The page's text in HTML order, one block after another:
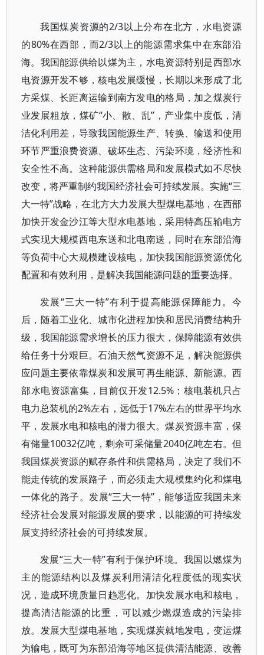
我国煤炭资源的2/3以上分布在北方，水电资源
的80%在西部，而2/3以上的能源需求集中在东部沿
海。我国能源供给以煤为主，水电资源特别是西部水
电资源开发不够，核电发展缓慢，长期以来形成了北
方采煤、长距离运输到南方发电的格局，加之煤炭行
业发展粗放，煤矿“小、散、乱”，产业集中度低，清
洁化利用差，导致我国能源生产、转换、输送和使用
环节严重浪费资源、破坏生态、污染环境，经济性和
安全性不高。这种能源供需格局和发展模式如不尽快
改变，将严重制约我国经济社会可持续发展。实施“三
大一特”战略，在北方大力发展大型煤电基地，在西部
加快开发金沙江等大型水电基地，采用特高压输电方
式实现大规模西电东送和北电南送，同时在东部沿海
等负荷中心大规模建设核电，加快我国能源资源优化
配置和有效利用，是解决我国能源问题的重要选择。
发展“三大一特”有利于提高能源保障能力。今
后，随着工业化、城市化进程加快和居民消费结构升
级，我国能源需求增长的压力很大，保障能源有效供
给任务十分艰巨。石油天然气资源不足，解决能源供
应问题主要依靠煤炭和发展可再生能源、新能源。西
部水电资源富集，目前仅开发12.5%；核电装机只占
电力总装机的2%左右，远低于17%左右的世界平均水
平，发展水电和核电的潜力很大。煤炭资源丰富，保
有储量10032亿吨，剩余可采储量2040亿吨左右。但
我国煤炭资源的赋存条件和供需格局，决定了我们不
能走传统的发展路子，而必须走大规模集约化和煤电
一体化的路子。发展“三大一特”，能够适应我国未来
经济社会发展对能源发展的要求，以能源的可持续发
展支持经济社会的可持续发展。
发展“三大一特”有利于保护环境。我国以燃煤为
主的能源结构以及煤炭利用清洁化程度低的现实状
况，造成环境质量日趋恶化。加快发展水电和核电，
提高清洁能源的比重，可以减少燃煤造成的污染排
放。发展大型煤电基地，实现煤炭就地发电，变运煤
为输电，既可为东部沿海等地区提供清洁能源、改善